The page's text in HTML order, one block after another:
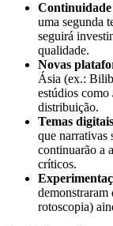
uma segunda
seguirá
qualidade.
Novas
Ásia (ex.:
estúdios como
distribuição.
Temas digitais
que narrativas
continuarão a
críticos.
rotoscopia)